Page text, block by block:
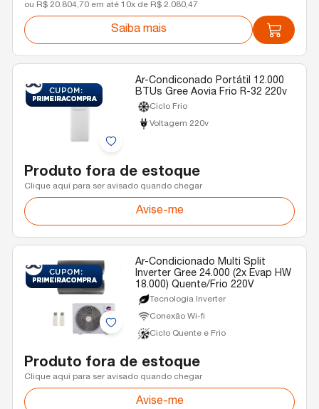
ou R$ 20.804,70 em até 10x de R$ 2.080,47
Saiba mais
Ar-Condiconado Portátil 12.000
BTUs Gree Aovia Frio R-32 220v
Ciclo Frio
Voltagem 220v
Produto fora de estoque
Clique aqui para ser avisado quando chegar
Avise-me
Ar-Condicionado Multi Split
Inverter Gree 24.000 (2x Evap HW
18.000) Quente/Frio 220V
Tecnologia Inverter
Conexão Wi-fi
Ciclo Quente e Frio
Produto fora de estoque
Clique aqui para ser avisado quando chegar
Avise-me